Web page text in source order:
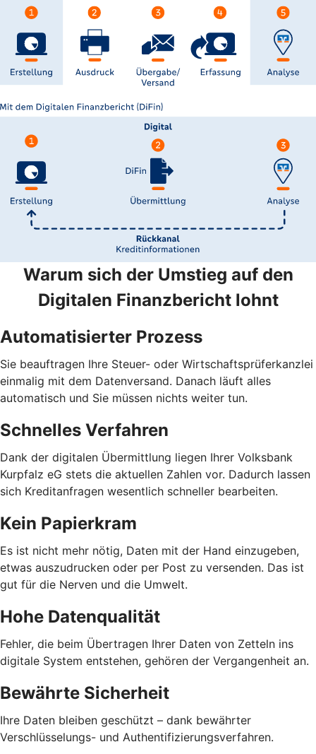
Warum sich der Umstieg auf den
Digitalen Finanzbericht lohnt
Automatisierter Prozess
Sie beauftragen Ihre Steuer- oder Wirtschaftsprüferkanzlei
einmalig mit dem Datenversand. Danach läuft alles
automatisch und Sie müssen nichts weiter tun.
Schnelles Verfahren
Dank der digitalen Übermittlung liegen Ihrer Volksbank
Kurpfalz eG stets die aktuellen Zahlen vor. Dadurch lassen
sich Kreditanfragen wesentlich schneller bearbeiten.
Kein Papierkram
Es ist nicht mehr nötig, Daten mit der Hand einzugeben,
etwas auszudrucken oder per Post zu versenden. Das ist
gut für die Nerven und die Umwelt.
Hohe Datenqualität
Fehler, die beim Übertragen Ihrer Daten von Zetteln ins
digitale System entstehen, gehören der Vergangenheit an.
Bewährte Sicherheit
Ihre Daten bleiben geschützt – dank bewährter
Verschlüsselungs- und Authentifizierungsverfahren.